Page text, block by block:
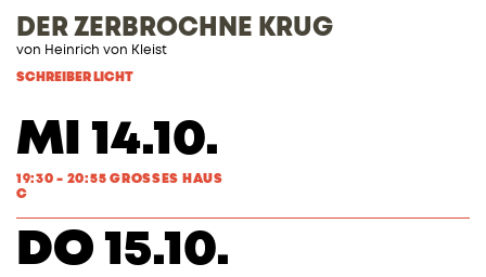
DER ZERBROCHNE KRUG
von Heinrich von Kleist
SCHREIBER LICHT
MI 14.10.
19:30 - 20:55 GROSSES HAUS
C
DO 15.10.